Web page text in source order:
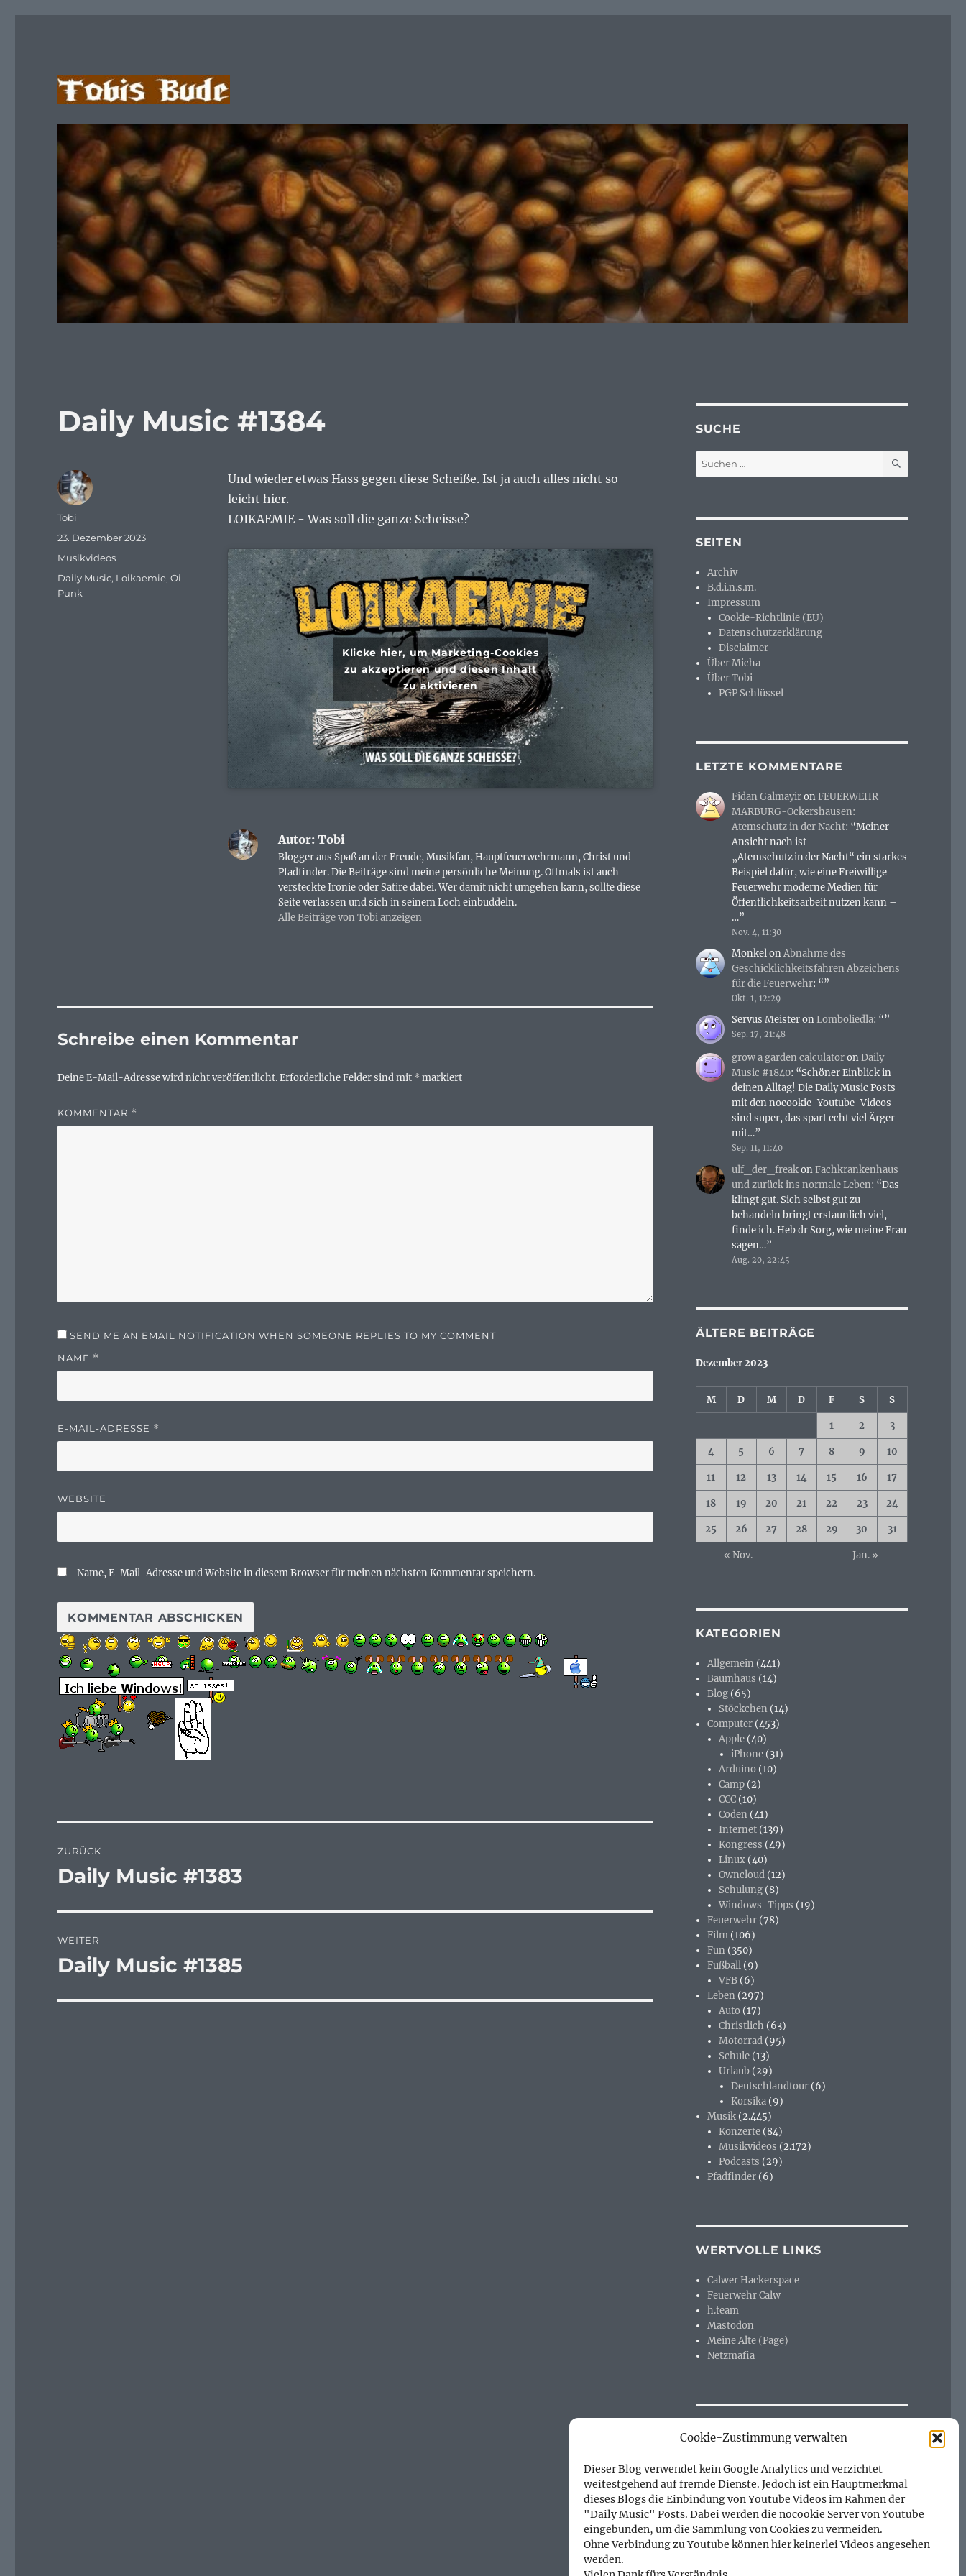
Cookie-Zustimmung verwalten
Dieser Blog verwendet kein Google Analytics und verzichtet
weitestgehend auf fremde Dienste. Jedoch ist ein Hauptmerkmal
dieses Blogs die Einbindung von Youtube Videos im Rahmen der
"Daily Music" Posts. Dabei werden die nocookie Server von Youtube
eingebunden, um die Sammlung von Cookies zu vermeiden.
Ohne Verbindung zu Youtube können hier keinerlei Videos angesehen
werden.
Tobis Bude
Daily Music #1384
Und wieder etwas Hass gegen diese Scheiße. Ist ja auch alles nicht so
leicht hier.
LOIKAEMIE - Was soll die ganze Scheisse?
Klicke hier, um Marketing-Cookies
zu akzeptieren und diesen Inhalt
zu aktivieren
Autor:Tobi
Blogger aus Spaß an der Freude, Musikfan, Hauptfeuerwehrmann, Christ und
Pfadfinder. Die Beiträge sind meine persönliche Meinung. Oftmals ist auch
versteckte Ironie oder Satire dabei. Wer damit nicht umgehen kann, sollte diese
Seite verlassen und sich in seinem Loch einbuddeln.
Alle Beiträge von Tobi anzeigen
Autor
Tobi
Veröffentlicht
23. Dezember 2023
Kategorien
Musikvideos
Schlagwörter
Daily Music, Loikaemie,Oi-
Punk
Schreibe einen Kommentar
Deine E-Mail-Adresse wird nicht veröffentlicht.Erforderliche Felder sind mit * markiert
KOMMENTAR *
SEND ME AN EMAIL NOTIFICATION WHEN SOMEONE REPLIES TO MY COMMENT
NAME *
E-MAIL-ADRESSE *
WEBSITE
Name, E-Mail-Adresse und Website in diesem Browser für meinen nächsten Kommentar speichern.
ZURÜCK
Vorheriger
Daily Music #1383
WEITER
Nächster
Daily Music #1385
SUCHE
Suchen
nach:
SUCHEN
SEITEN
Archiv
B.d.i.n.s.m.
Impressum
Cookie-Richtlinie (EU)
Datenschutzerklärung
Disclaimer
Über Micha
Über Tobi
PGP Schlüssel
LETZTE KOMMENTARE
Fidan GalmayironFEUERWEHR
MARBURG-Ockershausen:
Atemschutz in der Nacht: “Meiner
Ansicht nach ist
„Atemschutz in der Nacht“ ein starkes
Beispiel dafür, wie eine Freiwillige
Feuerwehr moderne Medien für
Öffentlichkeitsarbeit nutzen kann –
…”
Nov. 4, 11:30
MonkelonAbnahme des
Geschicklichkeitsfahren Abzeichens
für die Feuerwehr: “”
Okt. 1, 12:29
Servus MeisteronLomboliedla: “”
Sep. 17, 21:48
grow a garden calculatoronDaily
Music #1840: “Schöner Einblick in
deinen Alltag! Die Daily Music Posts
mit den nocookie-Youtube-Videos
sind super, das spart echt viel Ärger
mit…”
Sep. 11, 11:40
ulf_der_freakonFachkrankenhaus
und zurück ins normale Leben: “Das
klingt gut. Sich selbst gut zu
behandeln bringt erstaunlich viel,
finde ich. Heb dr Sorg, wie meine Frau
sagen…”
Aug. 20, 22:45
ÄLTERE BEITRÄGE
Dezember 2023
M D M D F S S
1 2 3
4 5 6 7 8 9 10
11 12 13 14 15 16 17
18 19 20 21 22 23 24
25 26 27 28 29 30 31
« Nov. Jan. »
KATEGORIEN
Allgemein (441)
Baumhaus (14)
Blog (65)
Stöckchen (14)
Computer (453)
Apple (40)
iPhone(31)
Arduino (10)
Camp (2)
CCC (10)
Coden (41)
Internet (139)
Kongress (49)
Linux (40)
Owncloud (12)
Schulung (8)
Windows-Tipps (19)
Feuerwehr (78)
Film (106)
Fun (350)
Fußball (9)
VFB (6)
Leben (297)
Auto (17)
Christlich (63)
Motorrad (95)
Schule (13)
Urlaub (29)
Deutschlandtour(6)
Korsika(9)
Musik (2.445)
Konzerte (84)
Musikvideos (2.172)
Podcasts (29)
Pfadfinder (6)
WERTVOLLE LINKS
Calwer Hackerspace
Feuerwehr Calw
h.team
Mastodon
Meine Alte (Page)
Netzmafia
META
Eintrags-Feed
Kommentar-Feed
WordPress.org